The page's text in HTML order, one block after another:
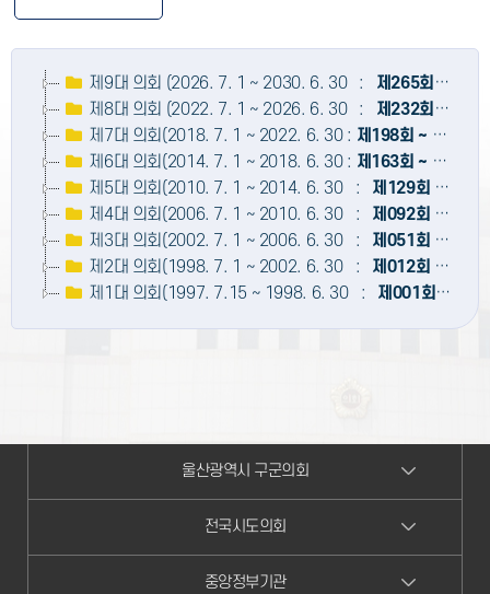
제9대 의회 (2026. 7. 1 ~ 2030. 6. 30 : 제265회 ~
제8대 의회 (2022. 7. 1 ~ 2026. 6. 30 : 제232회 ~
제7대 의회(2018. 7. 1 ~ 2022. 6. 30 : 제198회 ~ 제231회
제6대 의회(2014. 7. 1 ~ 2018. 6. 30 : 제163회 ~ 제197회
제5대 의회(2010. 7. 1 ~ 2014. 6. 30 : 제129회 ~제162회
제4대 의회(2006. 7. 1 ~ 2010. 6. 30 : 제092회 ~ 제128회
제3대 의회(2002. 7. 1 ~ 2006. 6. 30 : 제051회 ~ 제091회
제2대 의회(1998. 7. 1 ~ 2002. 6. 30 : 제012회 ~ 제050회
제1대 의회(1997. 7.15 ~ 1998. 6. 30 : 제001회 ~ 제011회
울산광역시 구군의회
전국시도의회
중앙정부기관